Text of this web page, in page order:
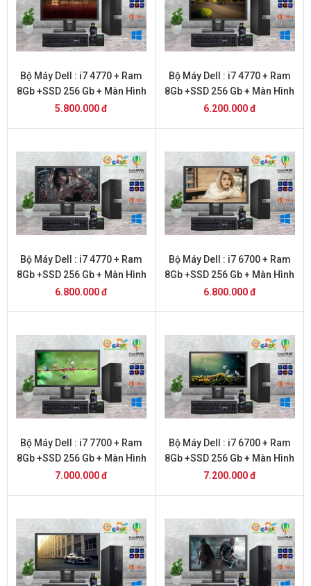
Bộ Máy Dell : i7 4770 + Ram
8Gb +SSD 256 Gb + Màn Hình
20
5.800.000 đ
Bộ Máy Dell : i7 4770 + Ram
8Gb +SSD 256 Gb + Màn Hình
22
6.200.000 đ
Bộ Máy Dell : i7 4770 + Ram
8Gb +SSD 256 Gb + Màn Hình
24
6.800.000 đ
Bộ Máy Dell : i7 6700 + Ram
8Gb +SSD 256 Gb + Màn Hình
20
6.800.000 đ
Bộ Máy Dell : i7 7700 + Ram
8Gb +SSD 256 Gb + Màn Hình
20
7.000.000 đ
Bộ Máy Dell : i7 6700 + Ram
8Gb +SSD 256 Gb + Màn Hình
22
7.200.000 đ